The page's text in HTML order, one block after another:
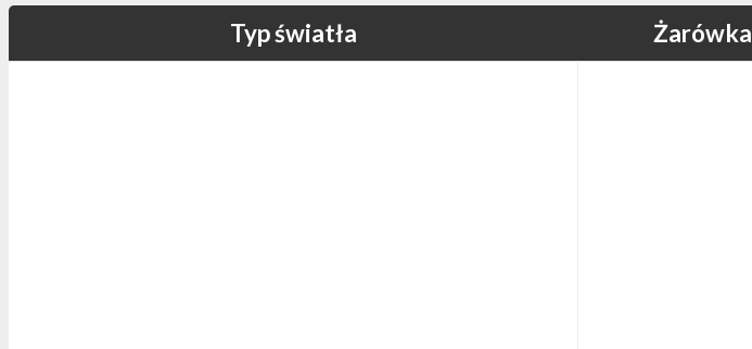
Typ światła Żarówka